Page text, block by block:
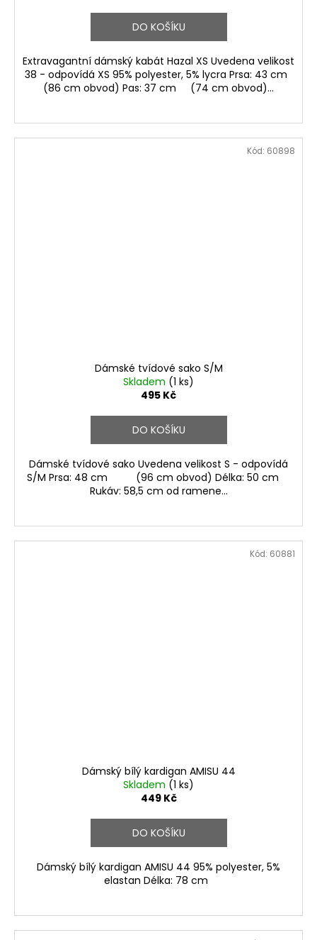
DO KOŠÍKU
Extravagantní dámský kabát Hazal XS Uvedena velikost
38 - odpovídá XS 95% polyester, 5% lycra Prsa: 43 cm
(86 cm obvod) Pas: 37 cm (74 cm obvod)...
Dámské tvídové sako S/M
Skladem (1 ks)
495 Kč
DO KOŠÍKU
Dámské tvídové sako Uvedena velikost S - odpovídá
S/M Prsa: 48 cm (96 cm obvod) Délka: 50 cm
Rukáv: 58,5 cm od ramene...
Kód: 60898
Dámský bílý kardigan AMISU 44
Skladem (1 ks)
449 Kč
DO KOŠÍKU
Dámský bílý kardigan AMISU 44 95% polyester, 5%
elastan Délka: 78 cm
Kód: 60881